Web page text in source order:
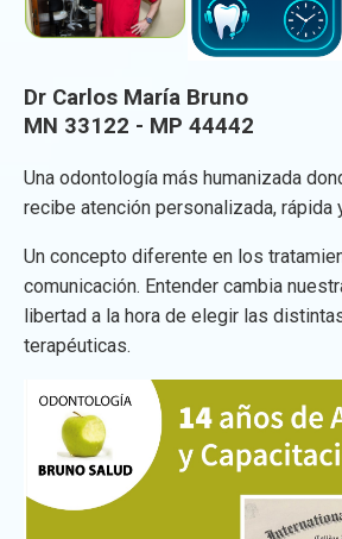
Dr Carlos María Bruno
MN 33122 - MP 44442
Una odontología más humanizada
recibe atención personalizada, rápida
Un concepto diferente en los
comunicación. Entender cambia
libertad a la hora de elegir las
terapéuticas.